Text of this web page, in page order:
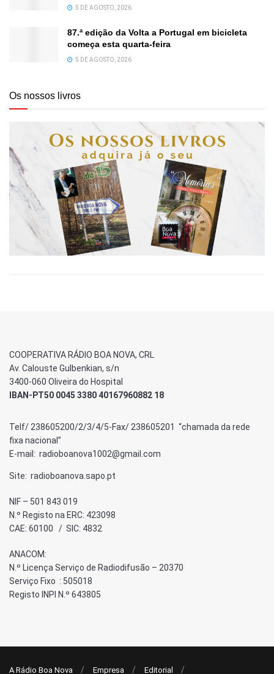
5 DE AGOSTO, 2026
87.ª edição da Volta a Portugal em bicicleta
começa esta quarta-feira
5 DE AGOSTO, 2026
Os nossos livros
COOPERATIVA RÁDIO BOA NOVA, CRL
Av. Calouste Gulbenkian, s/n
3400-060 Oliveira do Hospital
IBAN-PT50 0045 3380 40167960882 18
Telf/ 238605200/2/3/4/5-Fax/ 238605201 “chamada da rede
fixa nacional”
E-mail: radioboanova1002@gmail.com
Site: radioboanova.sapo.pt
NIF – 501 843 019
N.º Registo na ERC: 423098
CAE: 60100 / SIC: 4832
ANACOM:
N.º Licença Serviço de Radiodifusão – 20370
Serviço Fixo : 505018
Registo INPI N.º 643805
A Rádio Boa Nova Empresa Editorial